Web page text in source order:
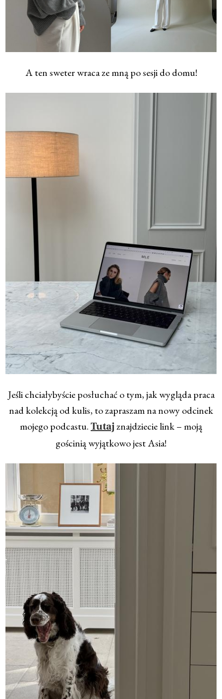
A ten sweter wraca ze mną po sesji do domu!
Jeśli chciałybyście posłuchać o tym, jak wygląda praca
nad kolekcją od kulis, to zapraszam na nowy odcinek
mojego podcastu. Tutaj znajdziecie link – moją
gościnią wyjątkowo jest Asia!